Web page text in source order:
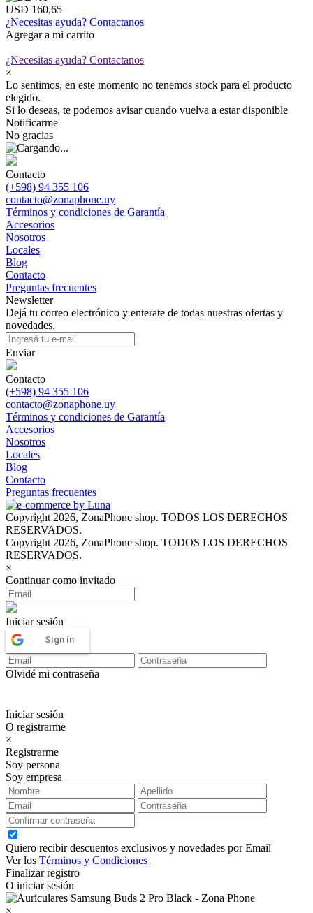
USD 160,65
¿Necesitas ayuda? Contactanos
Agregar a mi carrito
¿Necesitas ayuda? Contactanos
×
Lo sentimos, en este momento no tenemos stock para el producto
elegido.
Si lo deseas, te podemos avisar cuando vuelva a estar disponible
Notificarme
No gracias
Contacto
(+598) 94 355 106
contacto@zonaphone.uy
Términos y condiciones de Garantía
Accesorios
Nosotros
Locales
Blog
Contacto
Preguntas frecuentes
Newsletter
Dejá tu correo electrónico y enterate de todas nuestras ofertas y
novedades.
Enviar
Contacto
(+598) 94 355 106
contacto@zonaphone.uy
Términos y condiciones de Garantía
Accesorios
Nosotros
Locales
Blog
Contacto
Preguntas frecuentes
Copyright 2026, ZonaPhone shop. TODOS LOS DERECHOS
RESERVADOS.
Copyright 2026, ZonaPhone shop. TODOS LOS DERECHOS
RESERVADOS.
×
Continuar como invitado
Iniciar sesión
Sign in
Olvidé mi contraseña
Iniciar sesión
O registrarme
×
Registrarme
Soy persona
Soy empresa
Quiero recibir descuentos exclusivos y novedades por Email
Ver los Términos y Condiciones
Finalizar registro
O iniciar sesión
×